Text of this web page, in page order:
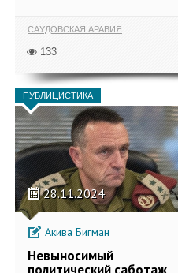
САУДОВСКАЯ АРАВИЯ
133
ПУБЛИЦИСТИКА
28.11.2024
Акива Бигман
Невыносимый
политический саботаж